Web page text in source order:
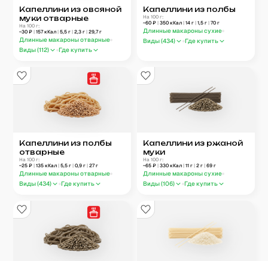
Капеллини из овсяной
муки отварные
На 100 г:
~30 ₽| 157кКал| 5,5 г| 2,3 г| 29,7г
Длинные макароны отварные
Виды (112) Где купить
Капеллини из полбы
На 100 г:
~60 ₽ | 350 кКал | 14 г | 1,5 г | 70 г
Длинные макароны сухие
Виды (434) Где купить
Капеллини из полбы
отварные
На 100 г:
~25 ₽| 135 кКал| 5,5 г| 0,9 г| 27г
Длинные макароны отварные
Виды (434) Где купить
Капеллини из ржаной
муки
На 100 г:
~65 ₽ | 330 кКал | 11 г | 2 г | 69 г
Длинные макароны сухие
Виды (106) Где купить